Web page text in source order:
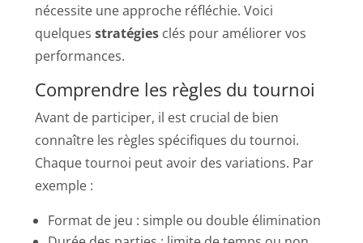
nécessite une approche réfléchie. Voici
quelquesstratégies clés pour améliorer vos
performances.
Comprendre les règles du tournoi
Avant de participer, il est crucial de bien
connaître les règles spécifiques du tournoi.
Chaque tournoi peut avoir des variations. Par
exemple :
Format de jeu : simple ou double élimination